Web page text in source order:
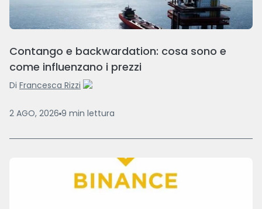
Contango e backwardation: cosa sono e
come influenzano i prezzi
Di Francesca Rizzi
2 AGO, 2026 9 min lettura